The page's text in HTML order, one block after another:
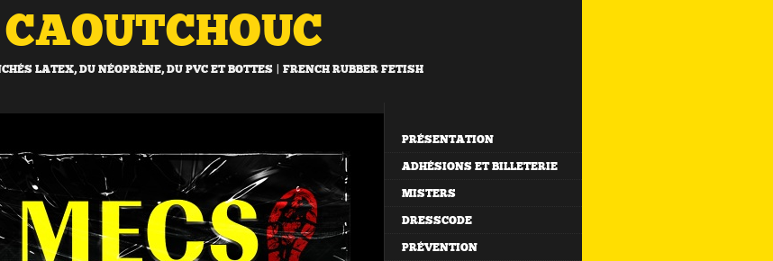
LATEX, DU NÉOPRÈNE, DU PVC ET BOTTES | FRENCH RUBBER FETISH
PRÉSENTATION
ADHÉSIONS ET BILLETERIE
MISTERS
DRESSCODE
PRÉVENTION